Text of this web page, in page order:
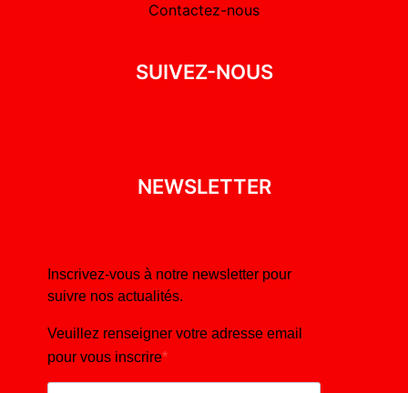
Contactez-nous
SUIVEZ-NOUS
NEWSLETTER
Inscrivez-vous à notre newsletter pour
suivre nos actualités.
Veuillez renseigner votre adresse email
pour vous inscrire